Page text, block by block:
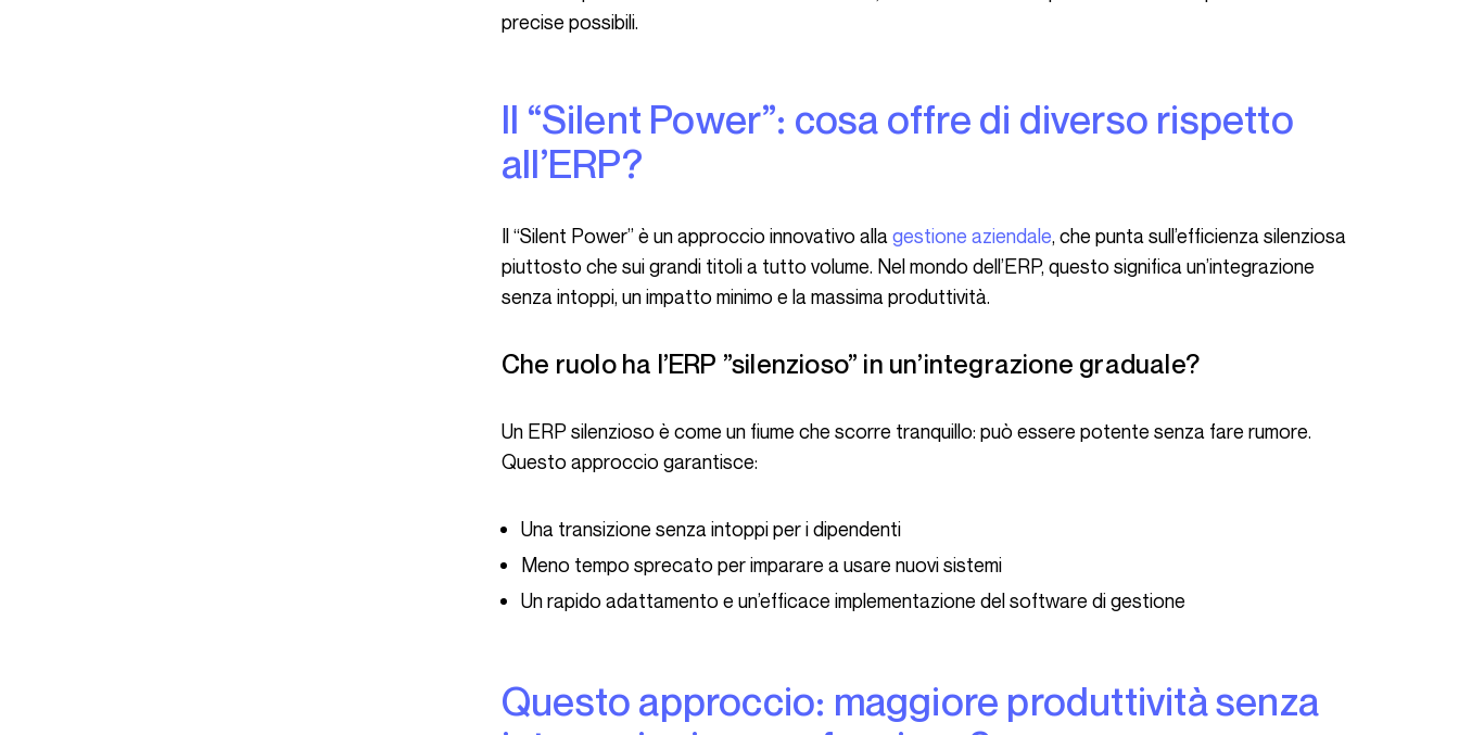
precise possibili.
Il “Silent Power”: cosa offre di diverso rispetto
all’ERP?
Il “Silent Power” è un approccio innovativo alla gestione aziendale, che punta sull’efficienza silenziosa
piuttosto che sui grandi titoli a tutto volume. Nel mondo dell’ERP, questo significa un’integrazione
senza intoppi, un impatto minimo e la massima produttività.
Che ruolo ha l’ERP ”silenzioso” in un’integrazione graduale?
Un ERP silenzioso è come un fiume che scorre tranquillo: può essere potente senza fare rumore.
Questo approccio garantisce:
Una transizione senza intoppi per i dipendenti
Meno tempo sprecato per imparare a usare nuovi sistemi
Un rapido adattamento e un’efficace implementazione del software di gestione
Questo approccio: maggiore produttività senza